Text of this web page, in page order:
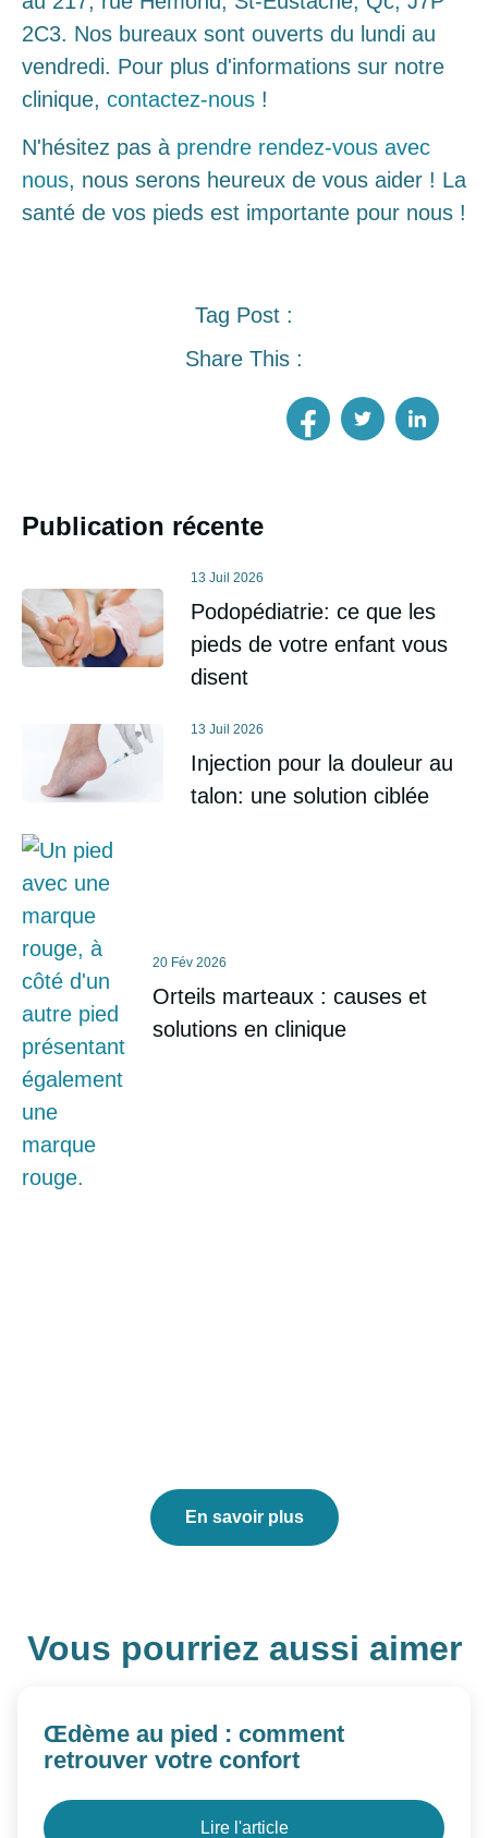
2C3. Nos bureaux sont ouverts du lundi au
vendredi. Pour plus d'informations sur notre
clinique, contactez-nous !
N'hésitez pas à prendre rendez-vous avec
nous, nous serons heureux de vous aider ! La
santé de vos pieds est importante pour nous !
Tag Post :
Share This :
Publication récente
13 Juil 2026
Podopédiatrie: ce que les
pieds de votre enfant vous
disent
13 Juil 2026
Injection pour la douleur au
talon: une solution ciblée
20 Fév 2026
Orteils marteaux : causes et
solutions en clinique
En savoir plus
Vous pourriez aussi aimer
Œdème au pied : comment
retrouver votre confort
Lire l'article